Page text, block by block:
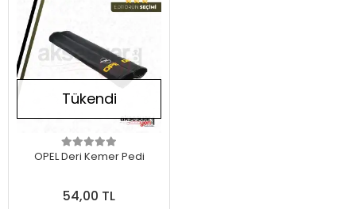
Tükendi
OPEL Deri Kemer Pedi
54,00 TL